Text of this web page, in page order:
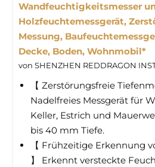
Wandfeuchtigkeitsmesser
Holzfeuchtemessgerät,
Messung,
Decke, Boden, Wohnmobil*
von SHENZHEN REDDRAGON
【 Zerstörungsfreie
Nadelfreies Messgerät für
Keller, Estrich und
bis 40 mm Tiefe.
【 Frühzeitige Erkennung
】 Erkennt versteckte